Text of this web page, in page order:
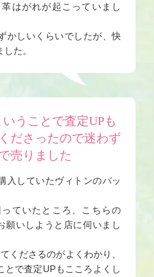
はがれが起こっていまし
かしいくらいでしたが、快
た。
うことで査定UPも
ださったので迷わず
売りました
入していたヴィトンのバッ
ていたところ、こちらの
願いしようと店に伺いまし
くださるのがよくわかり、
とで査定UPもこころよくし